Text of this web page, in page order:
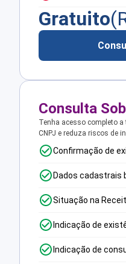
Gratuito
Consulta
Tenha acesso completo
CNPJ e reduza riscos de
Confirmação de
Dados cadastrais
Situação na
Indicação de
Indicação de